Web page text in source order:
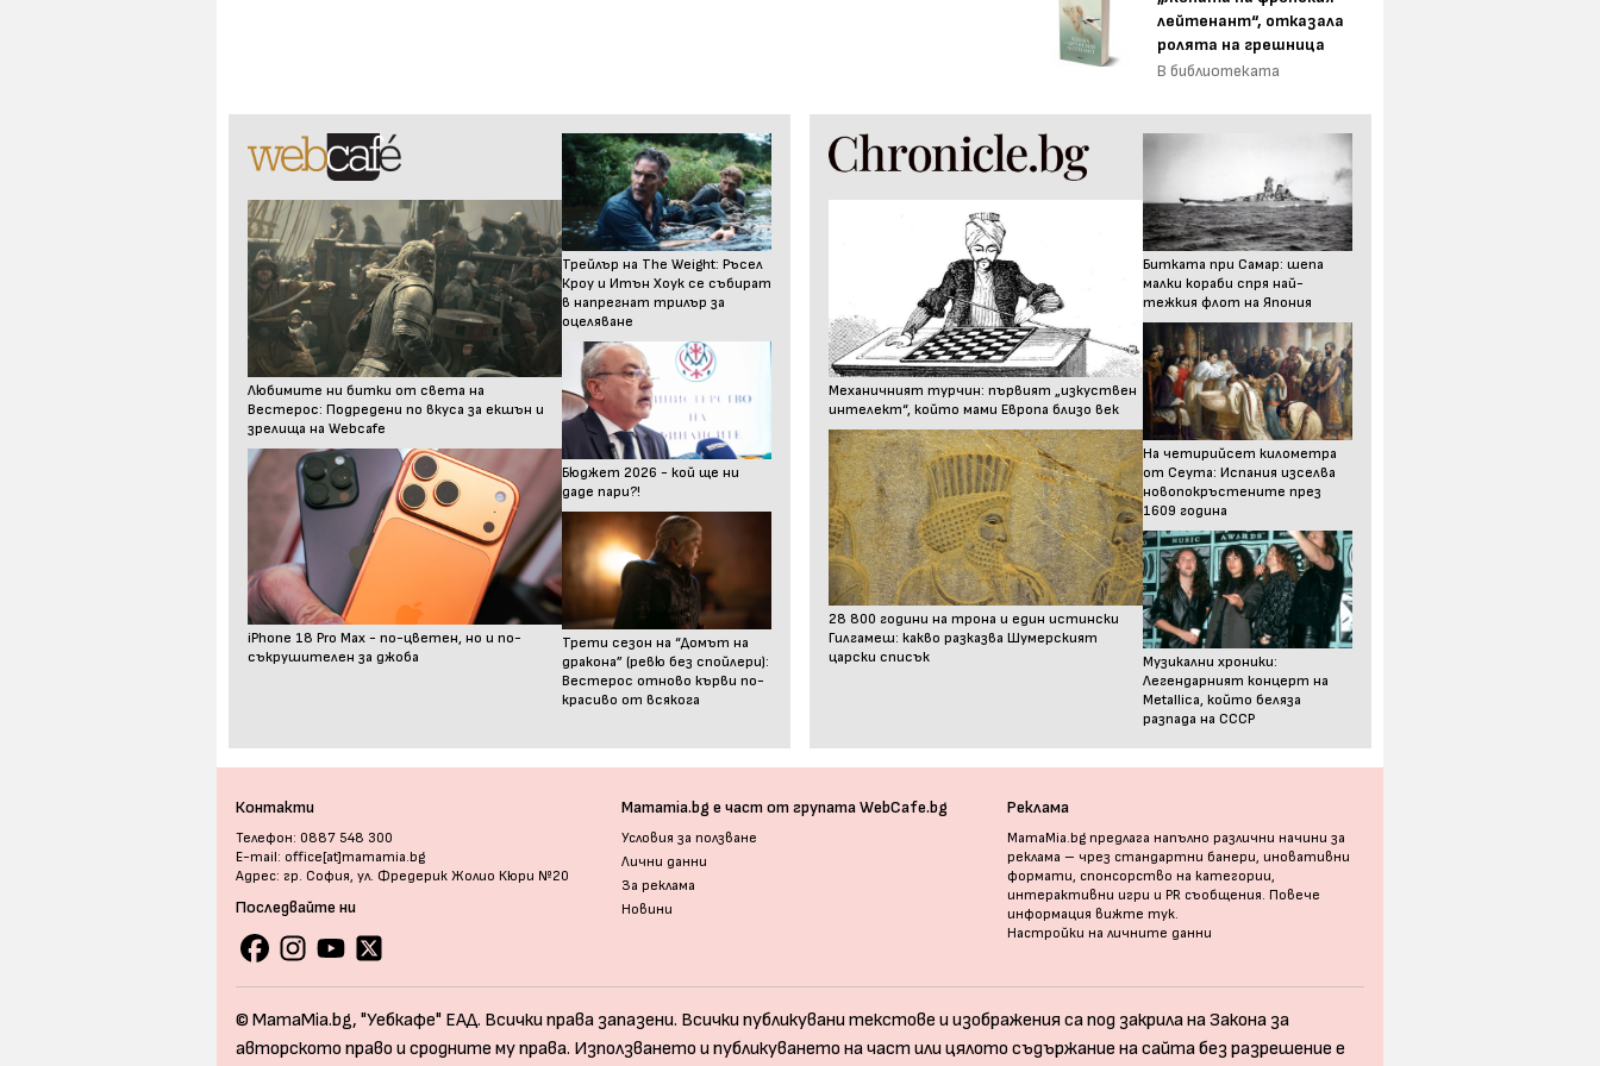
лейтенант“, отказала
ролята на грешница
В библиотеката
Любимите ни битки от света на
Вестерос: Подредени по вкуса за екшън и
зрелища на Webcafe
iPhone 18 Pro Max - по-цветен, но и по-
съкрушителен за джоба
Трейлър на The Weight: Ръсел
Кроу и Итън Хоук се събират
в напрегнат трилър за
оцеляване
Бюджет 2026 - кой ще ни
даде пари?!
Трети сезон на “Домът на
дракона” (ревю без спойлери):
Вестерос отново кърви по-
красиво от всякога
Механичният турчин: първият „изкуствен
интелект“, който мами Европа близо век
28 800 години на трона и един истински
Гилгамеш: какво разказва Шумерският
царски списък
Битката при Самар: шепа
малки кораби спря най-
тежкия флот на Япония
На четирийсет километра
от Сеута: Испания изселва
новопокръстените през
1609 година
Музикални хроники:
Легендарният концерт на
Metallica, който беляза
разпада на СССР
Контакти
Телефон: 0887 548 300
E-mail: office[at]mamamia.bg
Адрес: гр. София, ул. Фредерик Жолио Кюри №20
Последвайте ни
Mamamia.bg е част от групата WebCafe.bg
Условия за ползване
Лични данни
За реклама
Новини
Реклама
MamaMia.bg предлага напълно различни начини за
реклама – чрез стандартни банери, иновативни
формати, спонсорство на категории,
интерактивни игри и PR съобщения. Повече
информация вижте тук.
Настройки на личните данни
© MamaMia.bg, "Уебкафе" ЕАД. Всички права запазени. Всички публикувани текстове и изображения са под закрила на Закона за
авторското право и сродните му права. Използването и публикуването на част или цялото съдържание на сайта без разрешение е